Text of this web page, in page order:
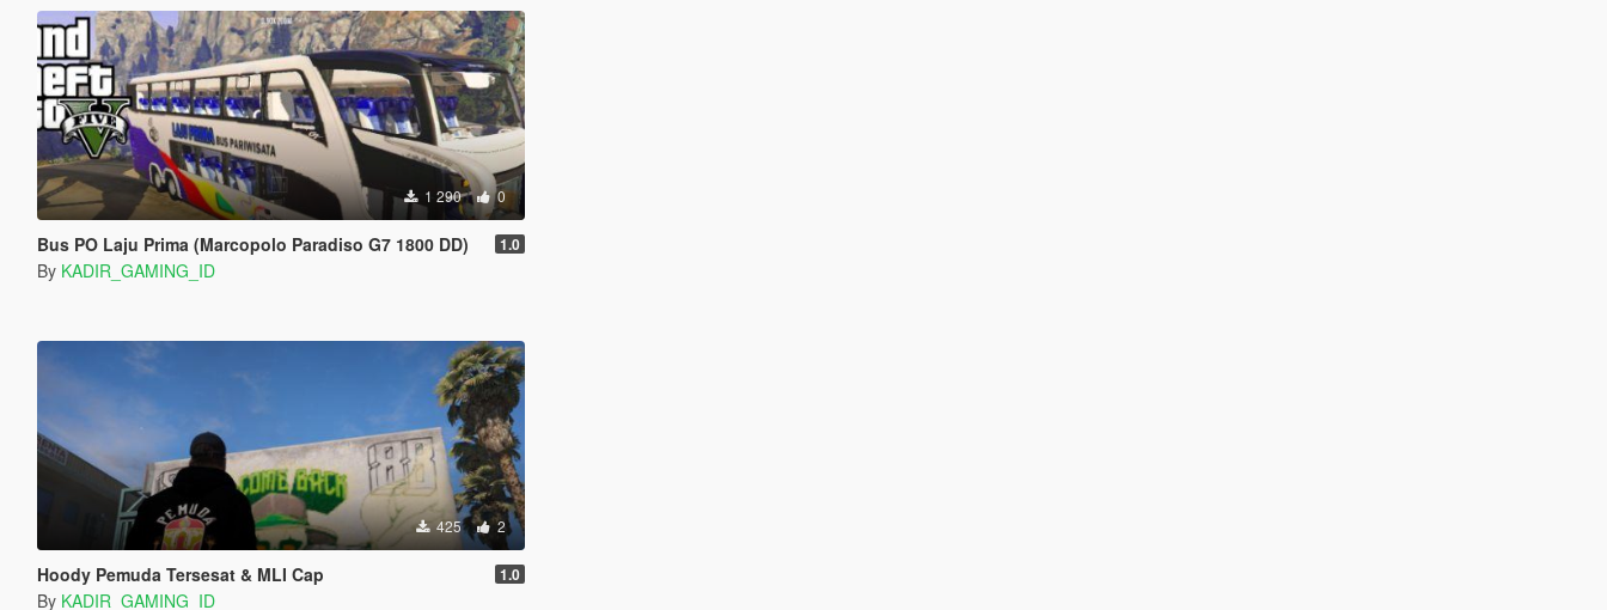
1 290 0
Bus PO Laju Prima (Marcopolo Paradiso G7 1800 DD) 1.0
By KADIR_GAMING_ID
425 2
Hoody Pemuda Tersesat & MLI Cap 1.0
By KADIR_GAMING_ID